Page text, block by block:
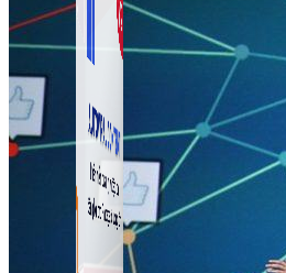
Auto Viral Content
Công cụ đặt lịch, đăng bài tự
Fanpage.